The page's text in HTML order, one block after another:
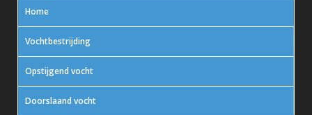
Home
Vochtbestrijding
Opstijgend vocht
Doorslaand vocht